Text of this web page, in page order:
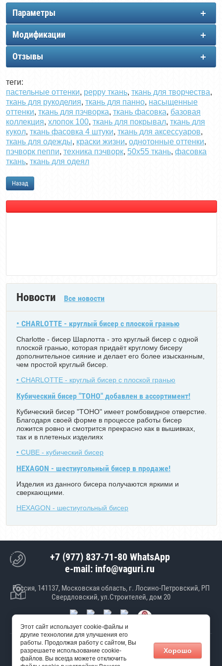
Параметры
Модификации
Отзывы
теги:
пастельные оттенки, peppy ткань, ткань для творчества,
ткань для рукоделия, ткань для панно, насыщенные
оттенки, ткань для пэчворка, ткань фасовка, базовая
коллекция, хлопок 100, ткань для покрывал, ткань для
кукол, ткань фасовка 4 штуки, ткань для аксессуаров,
ткань для одежды, краски жизни, однотонные оттенки,
пэчворк пеппи, техника пэчворк, 50х55 ткань, фасовка
ткань, ткань для одеял
Назад
Новости Все новости
• CHARLOTTE - круглый бисер с плоской гранью
Charlotte - бисер Шарлотта - это круглый бисер с одной
плоской гранью, которая придаёт круглому бисеру
дополнительное сияние и делает его более изысканным,
чем простой круглый бисер.
• CHARLOTTE - круглый бисер с плоской гранью
Кубический бисер "TOHO" добавлен в ассортимент!
Кубический бисер "TOHO" имеет ромбовидное отверстие.
Благодаря своей форме в процессе работы бисер
ложится ровно и смотрится прекрасно как в вышивках,
так и в плетеных изделиях
• CUBE - кубический бисер
HEXAGON - шестиугольный бисер в продаже!
Изделия из данного бисера получаются яркими и
сверкающими.
HEXAGON - шестиугольный бисер
+7 (977) 837-71-80 WhatsApp
e-mail: info@vaguri.ru
Россия, 141137, Московская область, г. Лосино-Петровский, РП
Свердловский, ул.Строителей, дом 20
© 2017 ООО "Январь"
Создание сайтаМегагрупп
Этот сайт использует cookie-файлы и
другие технологии для улучшения его
работы. Продолжая работу с сайтом, Вы
разрешаете использование cookie-
файлов. Вы всегда можете отключить
Хорошо